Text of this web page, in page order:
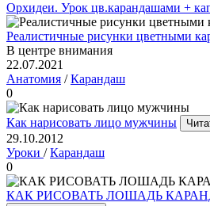
Орхидеи. Урок цв.карандашами +
Реалистичные рисунки цветными
В центре внимания
22.07.2021
Анатомия /Карандаш
0
Как нарисовать лицо мужчины
29.10.2012
Уроки /Карандаш
0
КАК РИСОВАТЬ ЛОШАДЬ